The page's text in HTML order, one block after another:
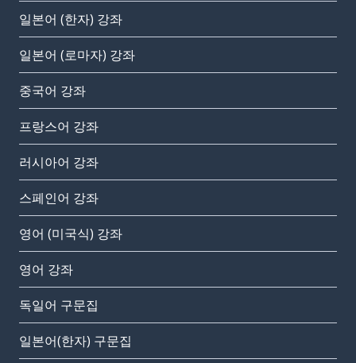
일본어 (한자) 강좌
일본어 (로마자) 강좌
중국어 강좌
프랑스어 강좌
러시아어 강좌
스페인어 강좌
영어 (미국식) 강좌
영어 강좌
독일어 구문집
일본어(한자) 구문집